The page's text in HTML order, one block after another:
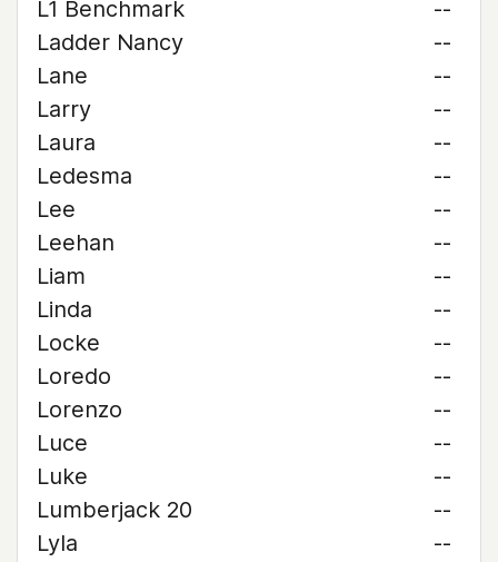
L1 Benchmark
--
Ladder Nancy
--
Lane
--
Larry
--
Laura
--
Ledesma
--
Lee
--
Leehan
--
Liam
--
Linda
--
Locke
--
Loredo
--
Lorenzo
--
Luce
--
Luke
--
Lumberjack 20
--
Lyla
--